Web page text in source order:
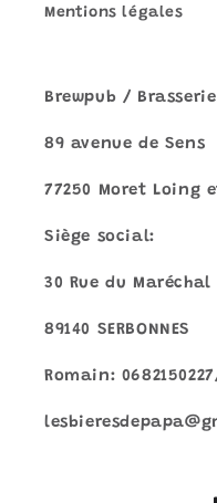
Mentions légales
Brewpub /
89 avenue de Sens
77250 Moret Loing
Siège social:
30 Rue du Maréchal
89140 SERBONNES
Romain: